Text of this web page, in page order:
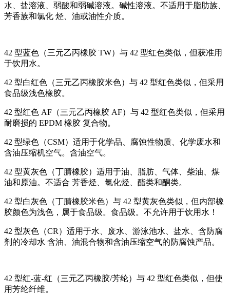
水、盐溶液、弱酸和弱碱溶液。碱性溶液。不适用于脂肪族、
芳香族和氯化 烃、油或油性介质。
42 型蓝色（三元乙丙橡胶 TW）与 42 型红色类似，但获准用
于饮用水。
42 型白红色（三元乙丙橡胶米色）与 42 型红色类似，但采用
食品级浅色橡胶。
42 型红色 AF（三元乙丙橡胶 AF）与 42 型红色类似，但采用
耐磨损的 EPDM 橡胶 复合物。
42 型绿色（CSM）适用于化学品、腐蚀性物质、化学废水和
含油压缩机空气。含油空气。
42 型黄灰色（丁腈橡胶）适用于油、脂肪、气体、柴油、煤
油和原油。不适合 芳香烃、氯化烃、酯类和酮类。
42 型白灰色（丁腈橡胶米色）与 42 型黄灰色类似，但内部橡
胶颜色为浅色，属于食品级。食品级。不允许用于饮用水！
42 型灰色（CR）适用于水、废水、游泳池水、盐水、含防腐
剂的冷却水 含油、油混合物和含油压缩空气的防腐蚀产品。
42 型红-蓝-红（三元乙丙橡胶/芳纶）与 42 型红色类似，但使
用芳纶纤维。